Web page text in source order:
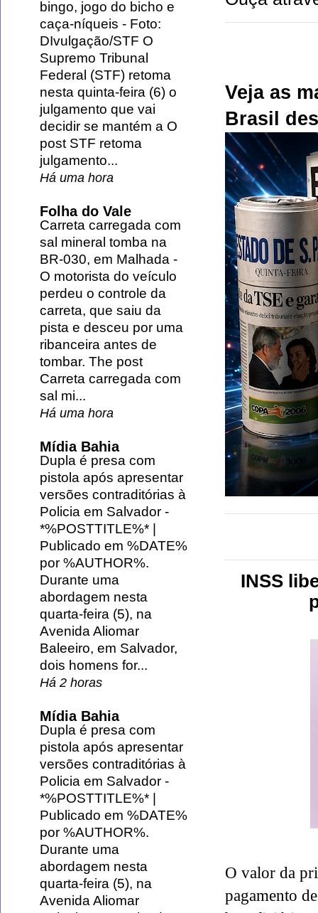
Veja as
Brasil
INSS
O valor da
pagamento
bingo, jogo do bicho e
caça-níqueis - Foto:
DIvulgação/STF O
Supremo Tribunal
Federal (STF) retoma
nesta quinta-feira (6) o
julgamento que vai
decidir se mantém a O
post STF retoma
julgamento...
Há uma hora
Folha do Vale
Carreta carregada com
sal mineral tomba na
BR-030, em Malhada -
O motorista do veículo
perdeu o controle da
carreta, que saiu da
pista e desceu por uma
ribanceira antes de
tombar. The post
Carreta carregada com
sal mi...
Há uma hora
Mídia Bahia
Dupla é presa com
pistola após apresentar
versões contraditórias à
Policia em Salvador -
*%POSTTITLE%* |
Publicado em %DATE%
por %AUTHOR%.
Durante uma
abordagem nesta
quarta-feira (5), na
Avenida Aliomar
Baleeiro, em Salvador,
dois homens for...
Há 2 horas
Mídia Bahia
Dupla é presa com
pistola após apresentar
versões contraditórias à
Policia em Salvador -
*%POSTTITLE%* |
Publicado em %DATE%
por %AUTHOR%.
Durante uma
abordagem nesta
quarta-feira (5), na
Avenida Aliomar